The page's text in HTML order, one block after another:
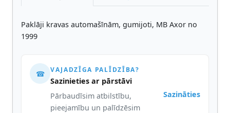
Paklāji kravas automašīnām, gumijoti, MB Axor no
1999
☎ VAJADZĪGA PALĪDZĪBA?
Sazinieties ar pārstāvi
Pārbaudīsim atbilstību,
pieejamību un palīdzēsim
Sazināties